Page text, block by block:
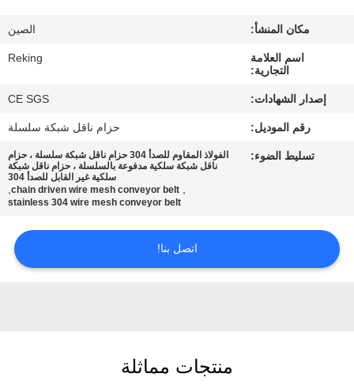
مراقبة
الجودة
اطلب
اقتباس
مكان المنشأ: الصين
اسم العلامة
التجارية:
Reking
إصدار الشهادات: CE SGS
رقم الموديل: حزام ناقل شبكة سلسلة
تسليط الضوء:
الفولاذ المقاوم للصدأ 304 حزام ناقل شبكة سلسلة ، حزام
ناقل شبكة سلكية مدفوعة بالسلسلة ، حزام ناقل شبكة
سلكية غير القابل للصدأ 304
,
chain driven wire mesh conveyor belt
,
stainless 304 wire mesh conveyor belt
اتصل بنا!
منتجات مماثلة